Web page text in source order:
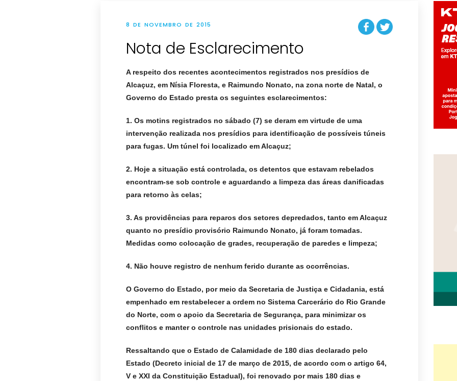
8 DE NOVEMBRO DE 2015
Nota de Esclarecimento
A respeito dos recentes acontecimentos registrados nos presídios de
Alcaçuz, em Nísia Floresta, e Raimundo Nonato, na zona norte de Natal, o
Governo do Estado presta os seguintes esclarecimentos:
1. Os motins registrados no sábado (7) se deram em virtude de uma
intervenção realizada nos presídios para identificação de possíveis túneis
para fugas. Um túnel foi localizado em Alcaçuz;
2. Hoje a situação está controlada, os detentos que estavam rebelados
encontram-se sob controle e aguardando a limpeza das áreas danificadas
para retorno às celas;
3. As providências para reparos dos setores depredados, tanto em Alcaçuz
quanto no presídio provisório Raimundo Nonato, já foram tomadas.
Medidas como colocação de grades, recuperação de paredes e limpeza;
4. Não houve registro de nenhum ferido durante as ocorrências.
O Governo do Estado, por meio da Secretaria de Justiça e Cidadania, está
empenhado em restabelecer a ordem no Sistema Carcerário do Rio Grande
do Norte, com o apoio da Secretaria de Segurança, para minimizar os
conflitos e manter o controle nas unidades prisionais do estado.
Ressaltando que o Estado de Calamidade de 180 dias declarado pelo
Estado (Decreto inicial de 17 de março de 2015, de acordo com o artigo 64,
V e XXI da Constituição Estadual), foi renovado por mais 180 dias e